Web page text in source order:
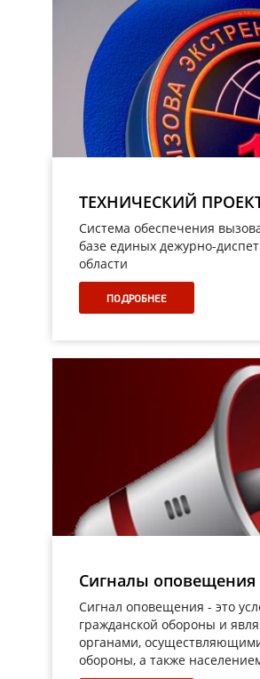
ТЕХНИЧЕСКИЙ
Система обеспечения
базе единых дежурно-
области
ПОДРОБНЕЕ
Сигналы оповещения
Сигнал оповещения - это
гражданской обороны и
органами,
обороны, а также